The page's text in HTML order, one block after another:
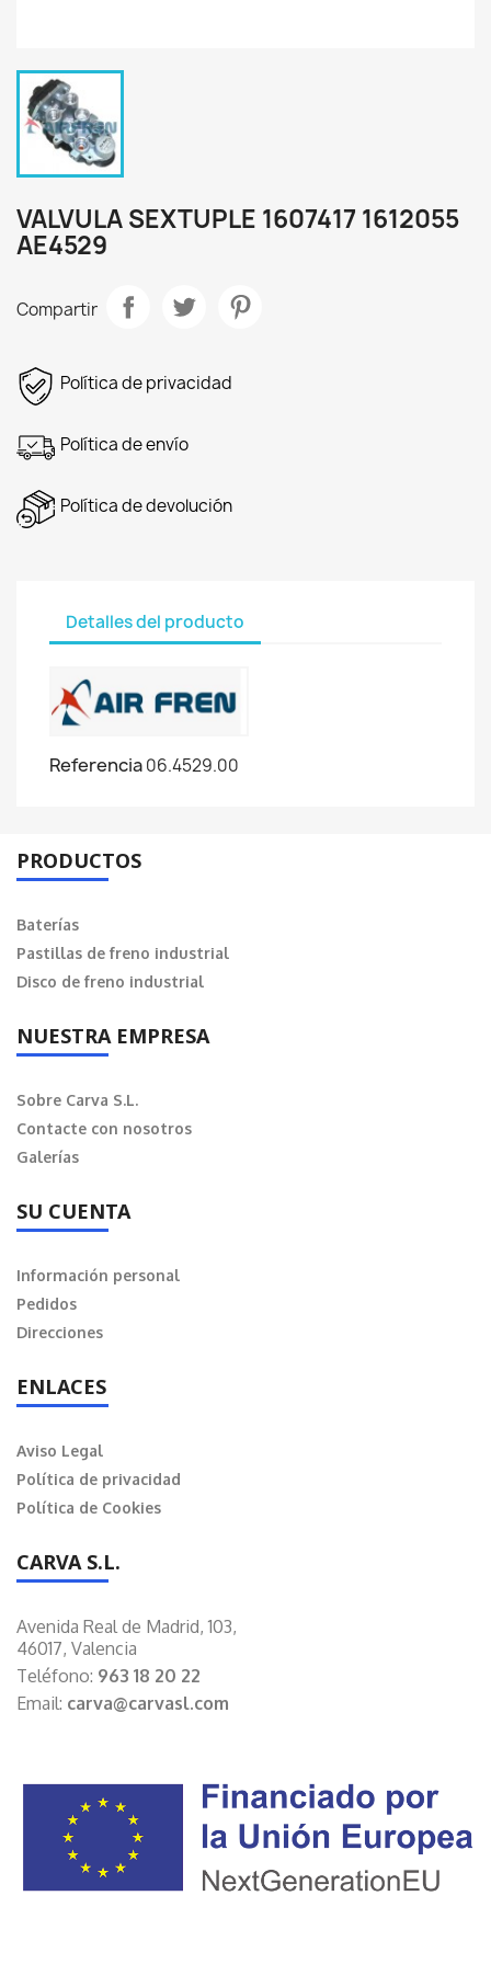
VALVULA SEXTUPLE 1607417 1612055
AE4529
Compartir
Política de privacidad
Política de envío
Política de devolución
Detalles del producto
Referencia06.4529.00
PRODUCTOS
Baterías
Pastillas de freno industrial
Disco de freno industrial
NUESTRA EMPRESA
Sobre Carva S.L.
Contacte con nosotros
Galerías
SU CUENTA
Información personal
Pedidos
Direcciones
ENLACES
Aviso Legal
Política de privacidad
Política de Cookies
CARVA S.L.
Avenida Real de Madrid, 103,
46017, Valencia
Teléfono: 963 18 20 22
Email: carva@carvasl.com